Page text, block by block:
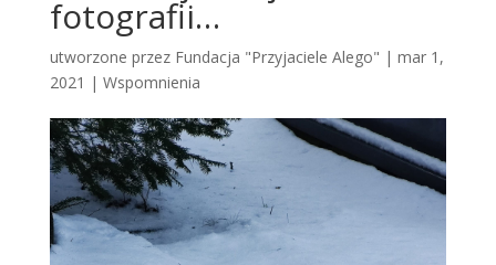
fotografii…
utworzone przez Fundacja "Przyjaciele Alego" | mar 1,
2021 | Wspomnienia